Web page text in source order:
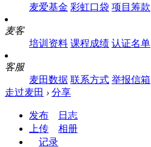
麦爱基金 彩虹口袋 项目筹款
麦客
培训资料 课程成绩 认证名单
客服
麦田数据 联系方式 举报信箱
走过麦田 › 分享
发布
日志
上传
相册
记录